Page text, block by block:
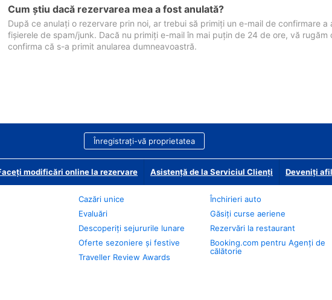
Cum ştiu dacă rezervarea mea a fost anulată?
După ce anulați o rezervare prin noi, ar trebui să primiți un e-mail de confirmare
fișierele de spam/junk. Dacă nu primiți e-mail în mai puțin de 24 de ore, vă
confirma că s-a primit anularea dumneavoastră.
Înregistrați-vă proprietatea
modificări online la rezervare Asistență de la Serviciul Clienți Deveniţi
Cazări unice
Evaluări
Descoperiți sejururile lunare
Oferte sezoniere și festive
Traveller Review Awards
Închirieri auto
Găsiți curse aeriene
Rezervări la restaurant
Booking.com pentru Agenți de
călătorie